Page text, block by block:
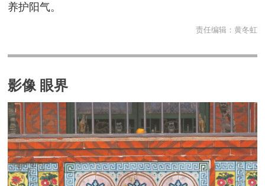
养护阳气。
责任编辑： 黄冬虹
影像 眼界